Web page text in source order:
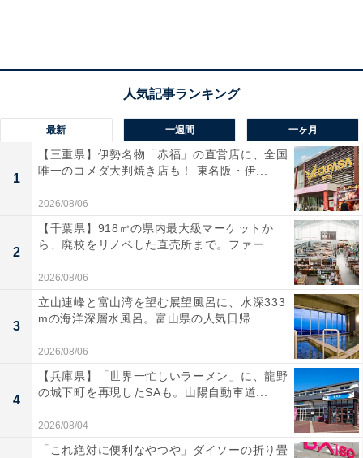
最新 一週間 一ヶ月
1
【三重県】伊勢名物「赤福」の直営店に、全国
唯一のコメダ大判焼き店も！ 東名阪・伊...
2026/08/06
2
【千葉県】918㎡の県内最大級マーケットか
ら、廃校をリノベした直売所まで。ファー...
2026/08/06
3
立山連峰と富山湾を望む展望風呂に、水深333
mの海洋深層水風呂。富山県の人気日帰...
2026/08/06
4
【兵庫県】「世界一忙しいラーメン」に、龍野
の城下町を再現したSAも。山陽自動車道...
2026/08/04
「これ絶対に便利なやつや」ダイソーの折り畳